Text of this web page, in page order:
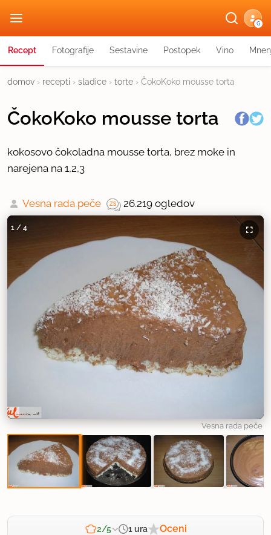
G
Recept Fotografije Sestavine Postopek Vino
domov › recepti › sladice › torte › ČokoKoko mousse torta
ČokoKoko mousse torta
kokosovo čokoladna mousse torta, brez moke in
narejena na 1,2,3
Vesna rada peče 26.219 ogledov
1 / 4
Vesna rada peče
2/5 1 ura Oceni